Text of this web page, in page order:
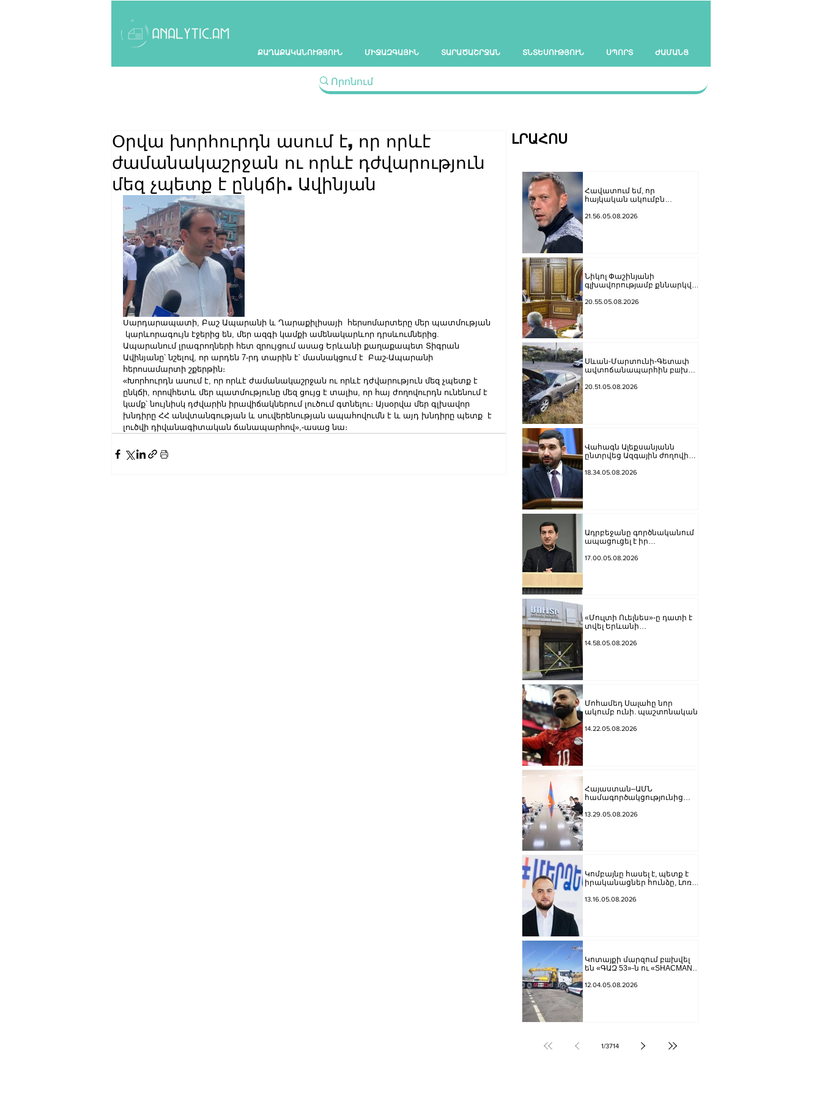
ՔԱՂԱՔԱԿԱՆՈՒԹՅՈՒՆ ՄԻՋԱԶԳԱՅԻՆ ՏԱՐԱԾԱՇՐՋԱՆ ՏՆՏԵՍՈՒԹՅՈՒՆ ՍՊՈՐՏ ԺԱՄԱՆՑ
Օրվա խորհուրդն ասում է, որ որևէ
ժամանակաշրջան ու որևէ դժվարություն
մեզ չպետք է ընկճի. Ավինյան
Սարդարապատի, Բաշ Ապարանի և Ղարաքիլիսայի  հերսոմարտերը մեր պատմության
կարևորագույն էջերից են, մեր ազգի կամքի ամենակարևոր դրսևումներից.
Ապարանում լրագրողների հետ զրույցում ասաց Երևանի քաղաքապետ Տիգրան
Ավինյանը՝ նշելով, որ արդեն 7-րդ տարին է՝ մասնակցում է  Բաշ-Ապարանի
հերոսամարտի շքերթին։
«Խորհուրդն ասում է, որ որևէ ժամանակաշրջան ու որևէ դժվարություն մեզ չպետք է
ընկճի, որովհետև մեր պատմությունը մեզ ցույց է տալիս, որ հայ ժողովուրդն ունենում է
կամք՝ նույնիսկ դժվարին իրավիճակներում լուծում գտնելու։ Այսօրվա մեր գլխավոր
խնդիրը ՀՀ անվտանգության և սուվերենության ապահովումն է և այդ խնդիրը պետք  է
լուծվի դիվանագիտական ճանապարհով»,-ասաց նա։
ԼՐԱՀՈՍ
Հավատում եմ, որ
հայկական ակումբն
հիմնական փուլում. Ռոման
21.56.05.08.2026
Նիկոլ Փաշինյանի
գլխավորությամբ քննարկվել
2031 թվականների ծրագրի
20.55.05.08.2026
Սևան-Մարտունի-Գետափ
ավտոճանապարհին բшխվել
վիրшվոր
20.51.05.08.2026
Վահագն Ալեքսանյանն
ընտրվեց Ազգային ժողովի
18.34.05.08.2026
Ադրբեջանը գործնականում
ապացուցել է իր
Հայաստանի հետ խաղաղ
17.00.05.08.2026
«Մուլտի Ուելնես»-ը դատի է
տվել Երևանի
14.58.05.08.2026
Մոհամեդ Սալահը նոր
ակումբ ունի. պաշտոնական
14.22.05.08.2026
Հայաստան–ԱՄՆ
համագործակցությունից
ընդունել է ԱՄՆ հատուկ
13.29.05.08.2026
Կոմբայնը հասել է, պետք է
իրականացներ հունձը, Լոռու
ստորագրել,
13.16.05.08.2026
Կոտայքի մարզում բшխվել
են «ԳԱԶ 53»-ն ու «SHACMAN»
վիրավnր
12.04.05.08.2026
1/3714